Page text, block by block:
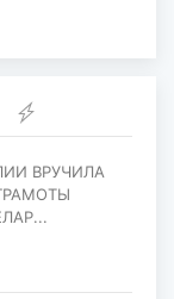
ВРУЧИЛА